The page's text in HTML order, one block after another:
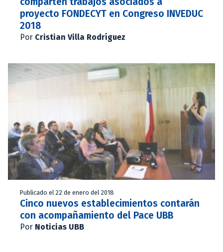
proyecto FONDECYT en Congreso INVEDUC
2018
Por Cristian Villa Rodríguez
Publicado el 22 de enero del 2018
Cinco nuevos establecimientos contarán
con acompañamiento del Pace UBB
Por Noticias UBB